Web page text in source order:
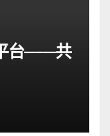
台——共